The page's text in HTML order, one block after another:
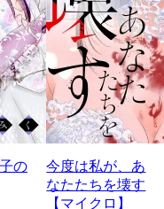
の
今度は私が、あ
なたたちを壊す
【マイクロ】